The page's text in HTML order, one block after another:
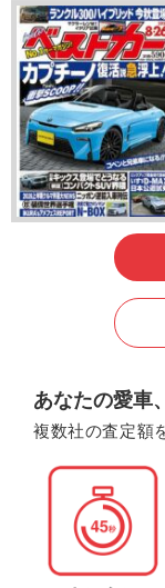
あなたの愛車
複数社の査定額